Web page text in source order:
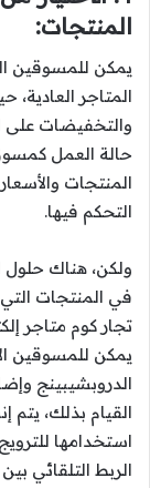
المنتجات:
يمكن للمسوقين
المتاجر
والتخفيضات على
حالة العمل
المنتجات
التحكم فيها.
ولكن، هناك حلول
في المنتجات
تجار كوم متاجر
يمكن للمسوقين
الدروبشيبينج
القيام بذلك،
استخدامها
الربط التلقائي